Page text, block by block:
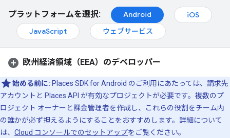
プラットフォームを選択: Android
iOS
JavaScript
ウェブサービス
欧州経済領域（EEA）のデベロッパー
始める前に: Places SDK for Android のご利用にあたっては、請求先
アカウントと Places API が有効なプロジェクトが必要です。複数のプ
ロジェクト オーナーと課金管理者を作成し、これらの役割をチーム内
の誰かが必ず担えるようにすることをおすすめします。詳細について
は、 Cloud コンソールでのセットアップをご覧ください。